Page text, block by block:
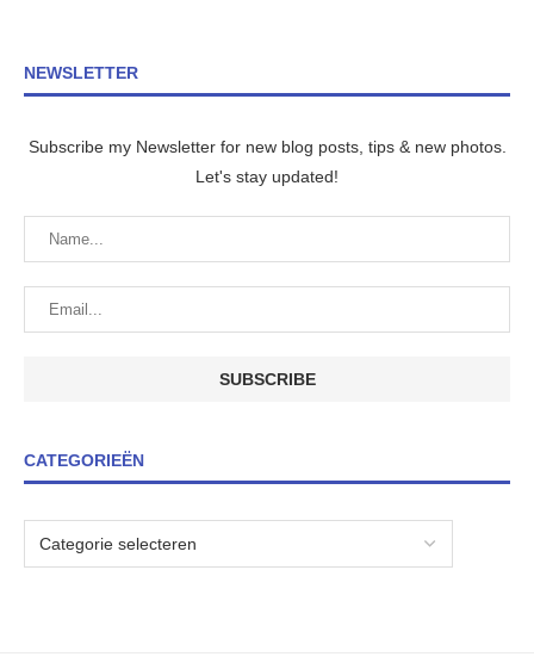
NEWSLETTER
Subscribe my Newsletter for new blog posts, tips & new photos.
Let's stay updated!
CATEGORIEËN